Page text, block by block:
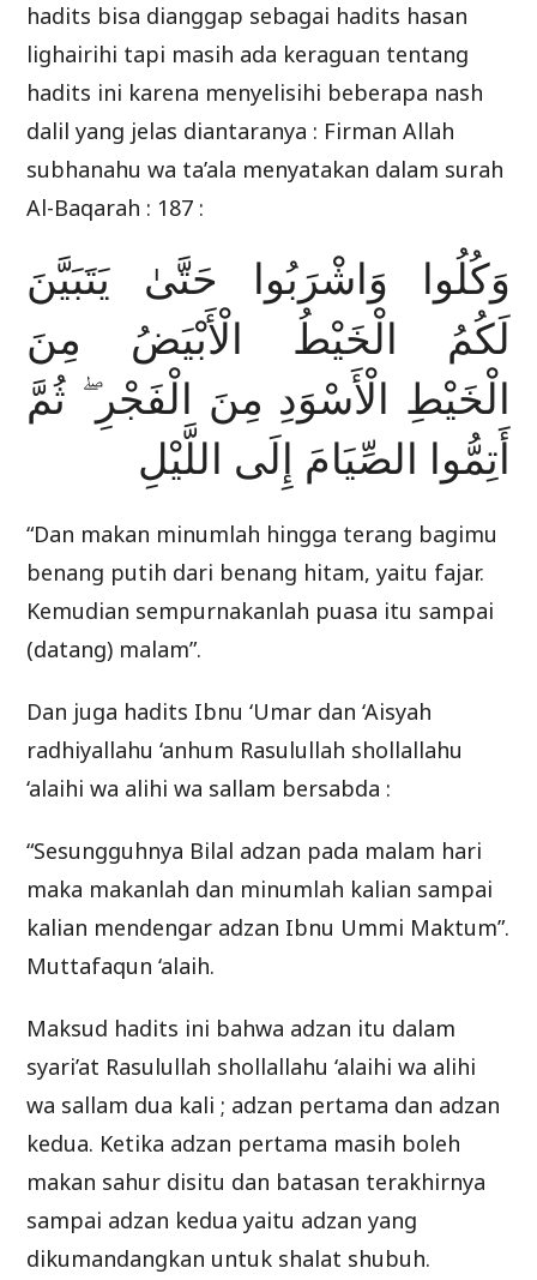
hadits bisa dianggap sebagai hadits hasan
lighairihi tapi masih ada keraguan tentang
hadits ini karena menyelisihi beberapa nash
dalil yang jelas diantaranya : Firman Allah
subhanahu wa ta’ala menyatakan dalam surah
Al-Baqarah : 187 :
وَكُلُوا وَاشْرَبُوا حَتَّىٰ يَتَبَيَّنَ
لَكُمُ الْخَيْطُ الْأَبْيَضُ مِنَ
الْخَيْطِ الْأَسْوَدِ مِنَ الْفَجْرِ ۖ ثُمَّ
أَتِمُّوا الصِّيَامَ إِلَى اللَّيْلِ
“Dan makan minumlah hingga terang bagimu
benang putih dari benang hitam, yaitu fajar.
Kemudian sempurnakanlah puasa itu sampai
(datang) malam”.
Dan juga hadits Ibnu ‘Umar dan ‘Aisyah
radhiyallahu ‘anhum Rasulullah shollallahu
‘alaihi wa alihi wa sallam bersabda :
“Sesungguhnya Bilal adzan pada malam hari
maka makanlah dan minumlah kalian sampai
kalian mendengar adzan Ibnu Ummi Maktum”.
Muttafaqun ‘alaih.
Maksud hadits ini bahwa adzan itu dalam
syari’at Rasulullah shollallahu ‘alaihi wa alihi
wa sallam dua kali ; adzan pertama dan adzan
kedua. Ketika adzan pertama masih boleh
makan sahur disitu dan batasan terakhirnya
sampai adzan kedua yaitu adzan yang
dikumandangkan untuk shalat shubuh.